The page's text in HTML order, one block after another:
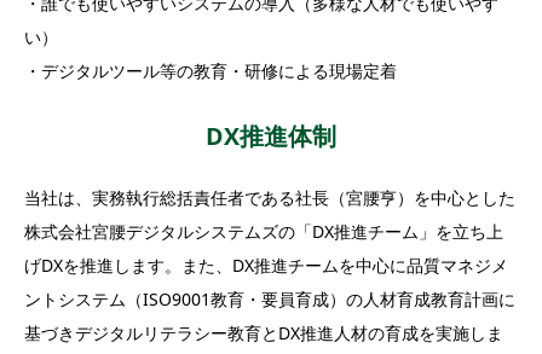
い）
・デジタルツール等の教育・研修による現場定着
DX推進体制
当社は、実務執行総括責任者である社長（宮腰亨）を中心とした
株式会社宮腰デジタルシステムズの「DX推進チーム」を立ち上
げDXを推進します。また、DX推進チームを中心に品質マネジメ
ントシステム（ISO9001教育・要員育成）の人材育成教育計画に
基づきデジタルリテラシー教育とDX推進人材の育成を実施しま